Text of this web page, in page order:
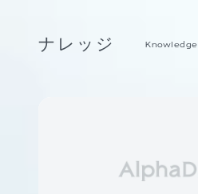
ナレッジ Knowledge